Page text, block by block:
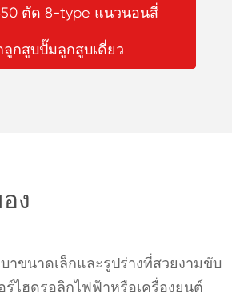
ตัด 8-type แนวนอนสี่
ลูกสูบปั๊มลูกสูบเดี่ยว
ง
าขนาดเล็กและรูปร่างที่สวยงามขับ
ร์ไฮดรอลิกไฟฟ้าหรือเครื่องยนต์